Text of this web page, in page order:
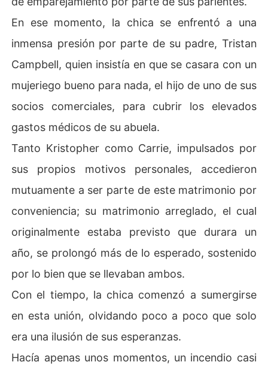
En ese momento, la chica se enfrentó a una
inmensa presión por parte de su padre, Tristan
Campbell, quien insistía en que se casara con un
mujeriego bueno para nada, el hijo de uno de sus
socios comerciales, para cubrir los elevados
gastos médicos de su abuela.
Tanto Kristopher como Carrie, impulsados por
sus propios motivos personales, accedieron
mutuamente a ser parte de este matrimonio por
conveniencia; su matrimonio arreglado, el cual
originalmente estaba previsto que durara un
año, se prolongó más de lo esperado, sostenido
por lo bien que se llevaban ambos.
Con el tiempo, la chica comenzó a sumergirse
en esta unión, olvidando poco a poco que solo
era una ilusión de sus esperanzas.
Hacía apenas unos momentos, un incendio casi